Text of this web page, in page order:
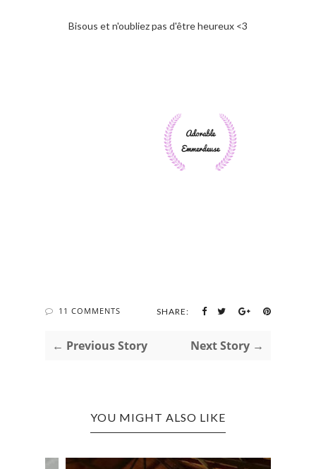
Bisous et n'oubliez pas d'être heureux <3
11 COMMENTS SHARE:
← Previous Story Next Story →
YOU MIGHT ALSO LIKE